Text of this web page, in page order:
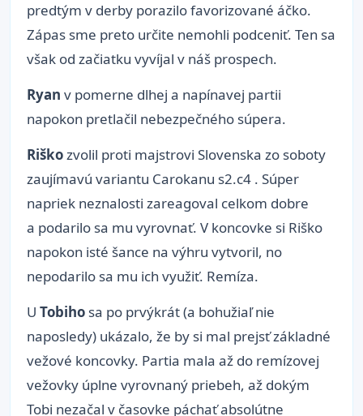
predtým v derby porazilo favorizované áčko.
Zápas sme preto určite nemohli podceniť. Ten sa
však od začiatku vyvíjal v náš prospech.
Ryan v pomerne dlhej a napínavej partii
napokon pretlačil nebezpečného súpera.
Riškozvolil proti majstrovi Slovenska zo soboty
zaujímavú variantu Carokanu s2.c4 . Súper
napriek neznalosti zareagoval celkom dobre
a podarilo sa mu vyrovnať. V koncovke si Riško
napokon isté šance na výhru vytvoril, no
nepodarilo sa mu ich využiť. Remíza.
U Tobiho sa po prvýkrát (a bohužiaľ nie
naposledy) ukázalo, že by si mal prejsť základné
vežové koncovky. Partia mala až do remízovej
vežovky úplne vyrovnaný priebeh, až dokým
Tobi nezačal v časovke páchať absolútne